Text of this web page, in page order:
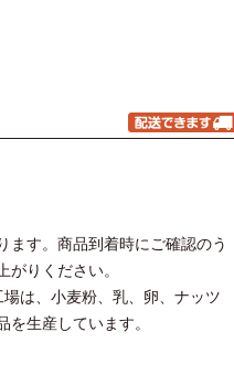
ます。商品到着時にご確認のう
がりください。
は、小麦粉、乳、卵、ナッツ
生産しています。